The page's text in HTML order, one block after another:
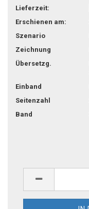
Lieferzeit:
Erschienen am:
Szenario
Zeichnung
Übersetzg.
Einband
Seitenzahl
Band